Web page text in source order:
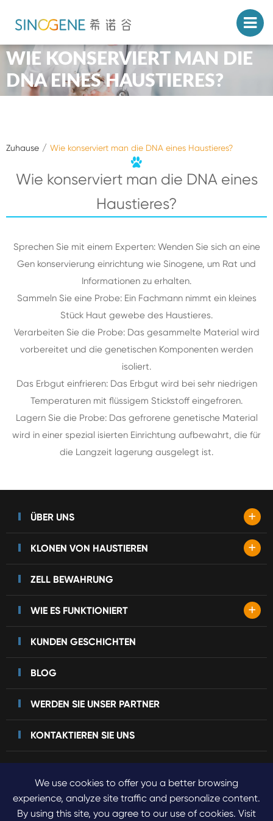
WIE KONSERVIERT MAN DIE
DNA EINES HAUSTIERES?
Zuhause Wie konserviert man die DNA eines Haustieres?
Wie konserviert man die DNA eines
Haustieres?
Sprechen Sie mit einem Experten: Wenden Sie sich an eine
Gen konservierung einrichtung wie Sinogene, um Rat und
Informationen zu erhalten.
Sammeln Sie eine Probe: Ein Fachmann nimmt ein kleines
Stück Haut gewebe des Haustieres.
Verarbeiten Sie die Probe: Das gesammelte Material wird
vorbereitet und die genetischen Komponenten werden
isoliert.
Das Erbgut einfrieren: Das Erbgut wird bei sehr niedrigen
Temperaturen mit flüssigem Stickstoff eingefroren.
Lagern Sie die Probe: Das gefrorene genetische Material
wird in einer spezial isierten Einrichtung aufbewahrt, die für
die Langzeit lagerung ausgelegt ist.
ÜBER UNS +
KLONEN VON HAUSTIEREN +
ZELL BEWAHRUNG
WIE ES FUNKTIONIERT +
KUNDEN GESCHICHTEN
BLOG
WERDEN SIE UNSER PARTNER
KONTAKTIEREN SIE UNS
Urheberrecht©2023 Sinogene Pet Cloning.Alle Rechte
vorbehalten.
We use cookies to offer you a better browsing
experience, analyze site traffic and personalize content.
By using this site, you agree to our use of cookies. Visit